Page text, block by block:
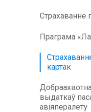
Страхаванне
Праграма
картак
выдаткаў
авіяпералёту